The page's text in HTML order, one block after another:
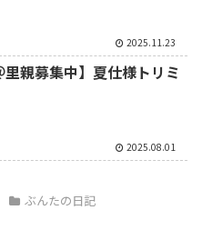
2025.11.23
里親募集中】夏仕様トリミ
2025.08.01
ぶんたの日記